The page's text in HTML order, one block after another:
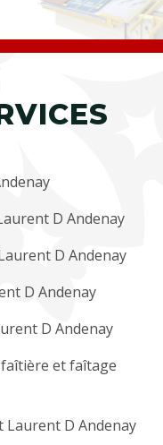
D Andenay
D Andenay
D Andenay
D Andenay
et faîtage
Laurent D Andenay